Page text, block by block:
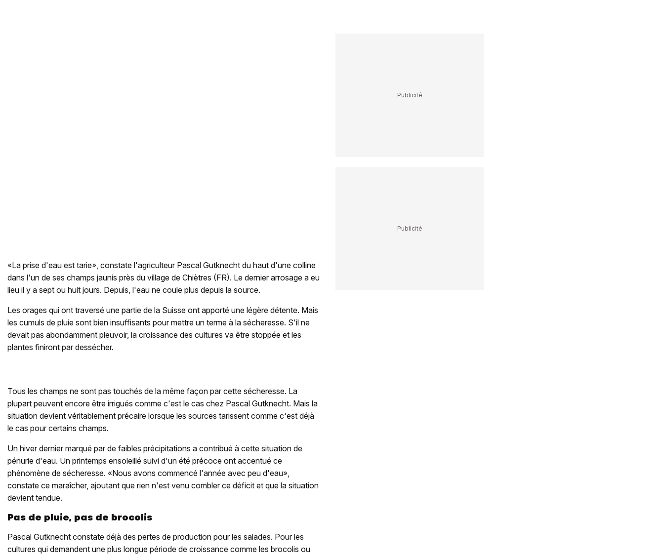
«La prise d'eau est tarie», constate l'agriculteur Pascal Gutknecht du haut d'une colline
dans l'un de ses champs jaunis près du village de Chiètres (FR). Le dernier arrosage a eu
lieu il y a sept ou huit jours. Depuis, l'eau ne coule plus depuis la source.
Les orages qui ont traversé une partie de la Suisse ont apporté une légère détente. Mais
les cumuls de pluie sont bien insuffisants pour mettre un terme à la sécheresse. S'il ne
devait pas abondamment pleuvoir, la croissance des cultures va être stoppée et les
plantes finiront par dessécher.
Tous les champs ne sont pas touchés de la même façon par cette sécheresse. La
plupart peuvent encore être irrigués comme c'est le cas chez Pascal Gutknecht. Mais la
situation devient véritablement précaire lorsque les sources tarissent comme c'est déjà
le cas pour certains champs.
Un hiver dernier marqué par de faibles précipitations a contribué à cette situation de
pénurie d'eau. Un printemps ensoleillé suivi d'un été précoce ont accentué ce
phénomène de sécheresse. «Nous avons commencé l'année avec peu d'eau»,
constate ce maraîcher, ajoutant que rien n'est venu combler ce déficit et que la situation
devient tendue.
Pas de pluie, pas de brocolis
Pascal Gutknecht constate déjà des pertes de production pour les salades. Pour les
cultures qui demandent une plus longue période de croissance comme les brocolis ou